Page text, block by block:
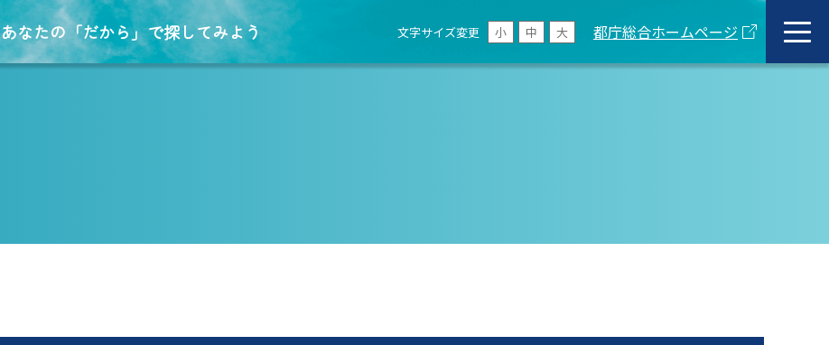
あなたの「だから」で探してみよう 文字サイズ変更 小 中 大 都庁総合ホームページ